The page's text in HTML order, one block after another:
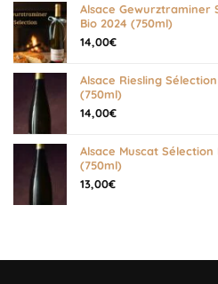
Alsace Gewurztraminer
Bio 2024 (750ml)
14,00€
Alsace Riesling
(750ml)
14,00€
Alsace Muscat Sélection
(750ml)
13,00€